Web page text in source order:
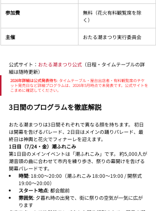
参加費
無料（花火有料観覧席を除
く）
主催 おたる潮まつり実行委員会
公式サイト： おたる潮まつり公式 （日程・タイムテーブルの詳
細は随時更新）
2026年詳細は公式発表待ち: タイムテーブル・屋台出店者・有料観覧席のチケ
ット発売日など詳細プログラムは、2026年5月時点で未発表です。公式サイトを
こまめに確認してください。
3日間のプログラムを徹底解説
おたる潮まつりは3日間それぞれで異なる顔を持ちます。 初日
は開幕を告げるパレード、2日目はメインの踊りパレード、最
終日は神輿と花火でフィナーレを迎えます。
1日目（7/24・金）潮ふれこみ
第1日目のメインイベントは「潮ふれこみ」です。 約5,000人が
潮音頭の曲に合わせて市内を練り歩き、祭りの幕開けを告げる
開幕パレードです。
時間: 18:00〜20:00（潮ふれこみ 18:00〜19:00 / 開祭式
19:00〜20:00）
スタート地点: 都会館前
雰囲気: 夕暮れ時の出発で、街に祭りの空気が一気に広が
ります